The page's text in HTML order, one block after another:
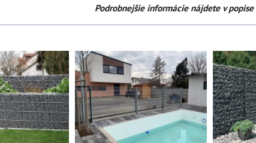
Podrobnejšie informácie nájdete v